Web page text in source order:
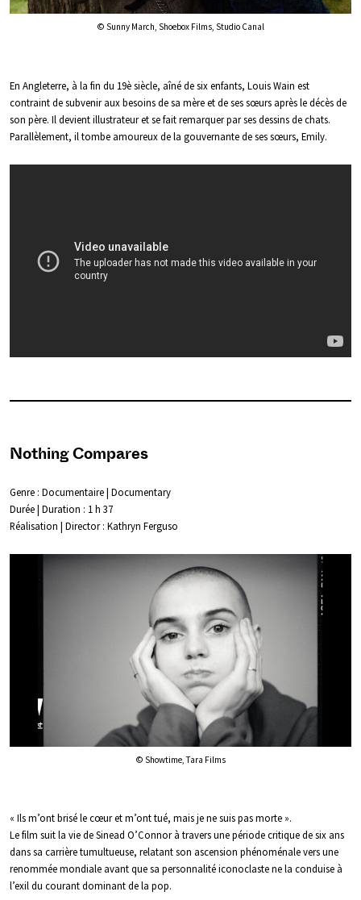
© Sunny March, Shoebox Films, Studio Canal
En Angleterre, à la fin du 19è siècle, aîné de six enfants, Louis Wain est
contraint de subvenir aux besoins de sa mère et de ses sœurs après le décès de
son père. Il devient illustrateur et se fait remarquer par ses dessins de chats.
Parallèlement, il tombe amoureux de la gouvernante de ses sœurs, Emily.
Nothing Compares
Genre : Documentaire | Documentary
Durée | Duration : 1 h 37
Réalisation | Director : Kathryn Ferguso
© Showtime, Tara Films
« Ils m’ont brisé le cœur et m’ont tué, mais je ne suis pas morte ».
Le film suit la vie de Sinead O’Connor à travers une période critique de six ans
dans sa carrière tumultueuse, relatant son ascension phénoménale vers une
renommée mondiale avant que sa personnalité iconoclaste ne la conduise à
l’exil du courant dominant de la pop.